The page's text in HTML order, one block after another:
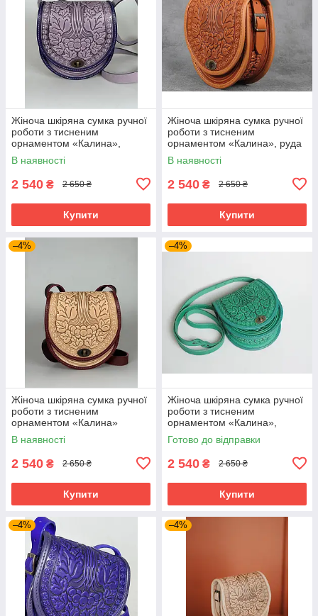
Жіноча шкіряна сумка ручної
роботи з тисненим
орнаментом «Калина»,
бузкова сумка з натуральної
шкіри, 20*21*8 см
В наявності
2 540 ₴ 2 650 ₴
Купити
Жіноча шкіряна сумка ручної
роботи з тисненим
орнаментом «Калина», руда
сумка з натуральної шкіри,
20*21*8 см
В наявності
2 540 ₴ 2 650 ₴
Купити
–4%
Жіноча шкіряна сумка ручної
роботи з тисненим
орнаментом «Калина»
бежево-бордова сумка з
натуральної шкіри, 20*21*8
В наявності
2 540 ₴ 2 650 ₴
Купити
–4%
Жіноча шкіряна сумка ручної
роботи з тисненим
орнаментом «Калина»,
м'ятна сумка з натуральної
шкіри, 20*21*8 см
Готово до відправки
2 540 ₴ 2 650 ₴
Купити
–4% –4%